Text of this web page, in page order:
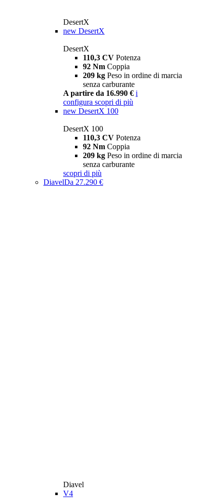
DesertX
new DesertX
DesertX
110,3 CV Potenza
92 Nm Coppia
209 kg Peso in ordine di marcia
senza carburante
A partire da 16.990 € i
configura scopri di più
new DesertX 100
DesertX 100
110,3 CV Potenza
92 Nm Coppia
209 kg Peso in ordine di marcia
senza carburante
scopri di più
DiavelDa 27.290 €
Diavel
V4